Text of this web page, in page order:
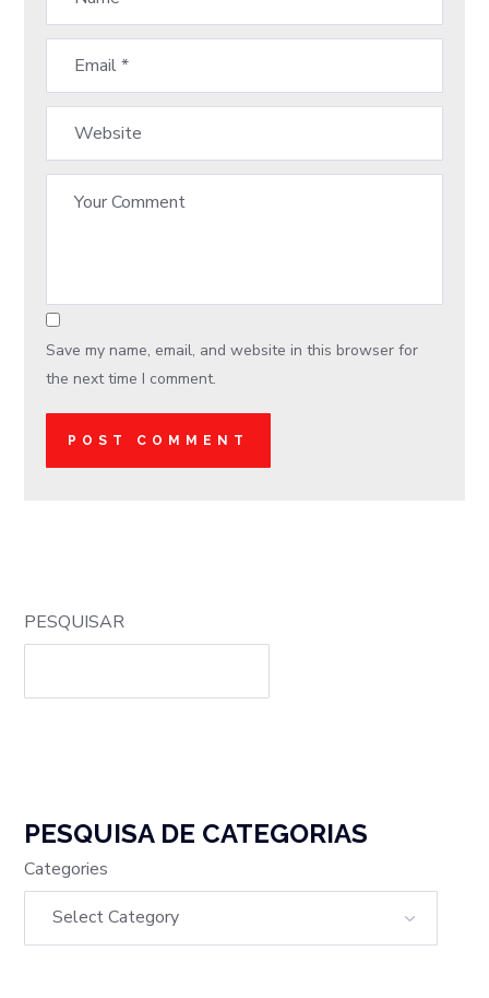
Save my name, email, and website in this browser for
the next time I comment.
PESQUISAR
PESQUISA DE CATEGORIAS
Categories